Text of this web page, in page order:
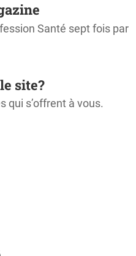
Santé sept fois par
site?
qui s’offrent à vous.